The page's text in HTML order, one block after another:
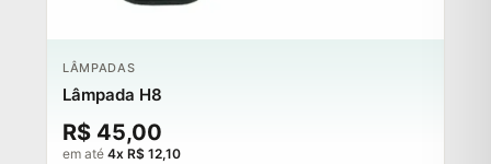
LÂMPADAS
Lâmpada H8
R$ 45,00
em até 4x R$ 12,10